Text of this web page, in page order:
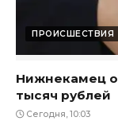
ПРОИСШЕСТВИЯ
Нижнекамец
тысяч рублей
Сегодня, 10:03